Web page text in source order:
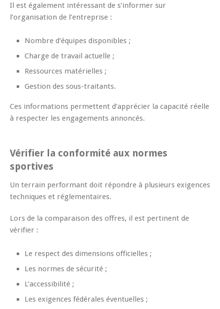
Il est également intéressant de s’informer sur
l’organisation de l’entreprise :
Nombre d’équipes disponibles ;
Charge de travail actuelle ;
Ressources matérielles ;
Gestion des sous-traitants.
Ces informations permettent d’apprécier la capacité réelle
à respecter les engagements annoncés.
Vérifier la conformité aux normes
sportives
Un terrain performant doit répondre à plusieurs exigences
techniques et réglementaires.
Lors de la comparaison des offres, il est pertinent de
vérifier :
Le respect des dimensions officielles ;
Les normes de sécurité ;
L’accessibilité ;
Les exigences fédérales éventuelles ;